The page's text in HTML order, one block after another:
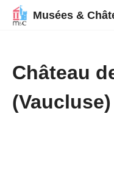
Musées &
Château
(Vaucluse)